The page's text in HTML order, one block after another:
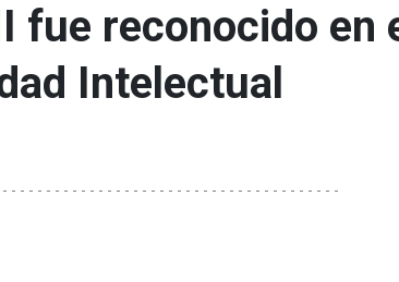
fue reconocido en
Intelectual